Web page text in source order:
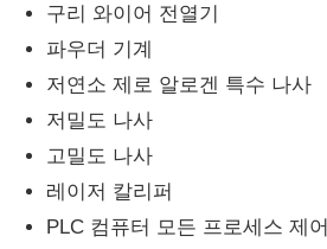
공장 투어
품질 관리
연락처
구리 와이어 전열기
파우더 기계
저연소 제로 알로겐 특수 나사
저밀도 나사
고밀도 나사
레이저 칼리퍼
PLC 컴퓨터 모든 프로세스 제어